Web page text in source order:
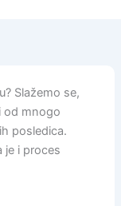
Slažemo se,
od mnogo
posledica.
je i proces